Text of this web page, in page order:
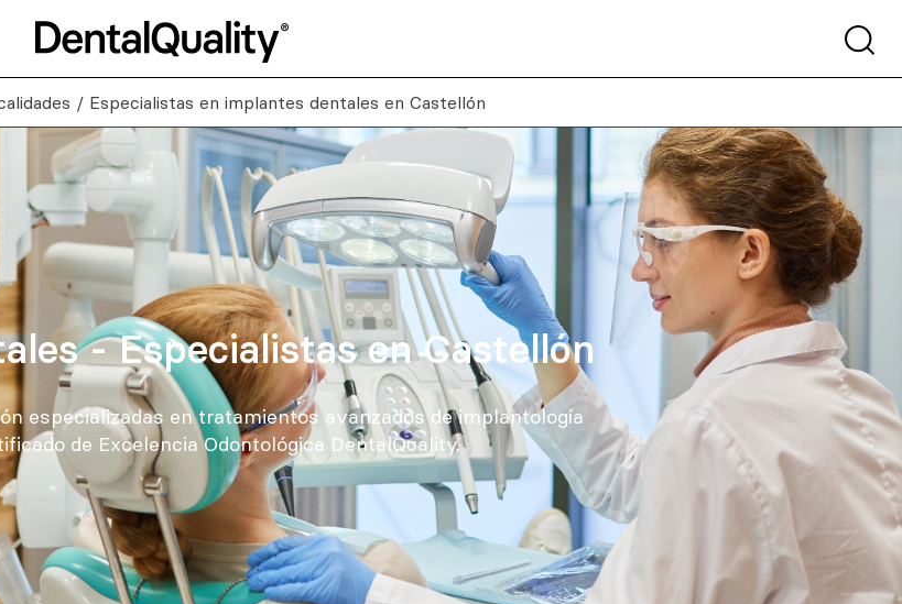
/ Especialistas en implantes dentales en Castellón
- Especialistas en Castellón
especializadas en tratamientos avanzados de implantología
de Excelencia Odontológica DentalQuality.